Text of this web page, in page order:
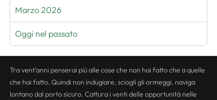
Marzo 2026
Oggi nel passato
Tra vent'anni penserai più alle cose che non hai fatto che a quelle
che hai fatto. Quindi non indugiare, sciogli gli ormeggi, naviga
lontano dal porto sicuro. Cattura i venti delle opportunità nelle